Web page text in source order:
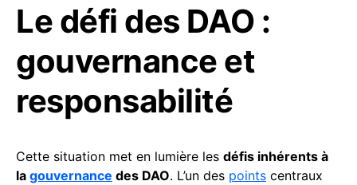
Le défi des DAO :
gouvernance et
responsabilité
Cette situation met en lumière les défis inhérents à
la gouvernance des DAO. L’un des points centraux